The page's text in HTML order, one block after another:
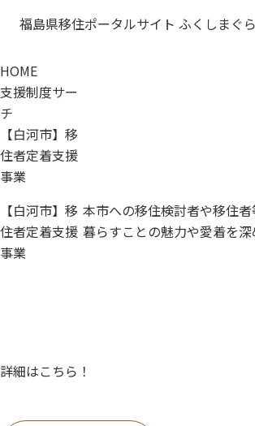
福島県移住ポータルサイト ふくしまぐ
HOME
支援制度サー
チ
【白河市】移
住者定着支援
事業
【白河市】移
住者定着支援
事業
本市への移住検討者や移住
暮らすことの魅力や愛着を
詳細はこちら！